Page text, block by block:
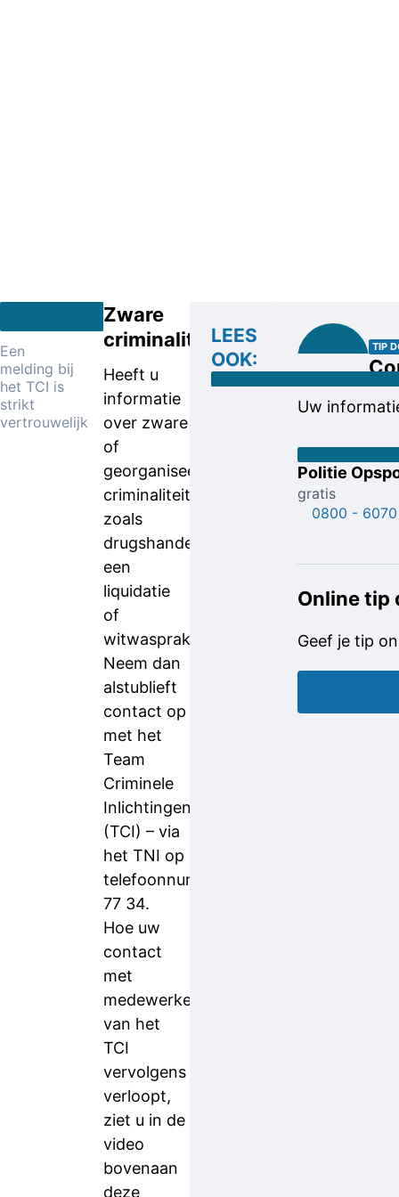
Een
melding bij
het TCI is
strikt
vertrouwelijk
Zware
criminaliteit
Heeft u
informatie
over zware
of
georganiseerde
criminaliteit
zoals
drugshandel,
een
liquidatie
of
witwaspraktijken?
Neem dan
alstublieft
contact op
met het
Team
Criminele
Inlichtingen
(TCI) – via
het TNI op
telefoonnummer 088 - 661
77 34.
Hoe uw
contact
met
medewerkers
van het
TCI
vervolgens
verloopt,
ziet u in de
video
bovenaan
deze
LEES
OOK:
TIP
Uw
Politie
gratis
0800 - 6070
Online tip
Geef je tip